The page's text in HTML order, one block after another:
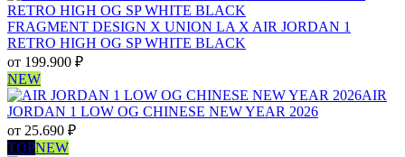
FRAGMENT DESIGN X UNION LA X AIR JORDAN 1
RETRO HIGH OG SP WHITE BLACK
от 199.900 ₽
NEW
AIR
JORDAN 1 LOW OG CHINESE NEW YEAR 2026
от 25.690 ₽
TOPNEW